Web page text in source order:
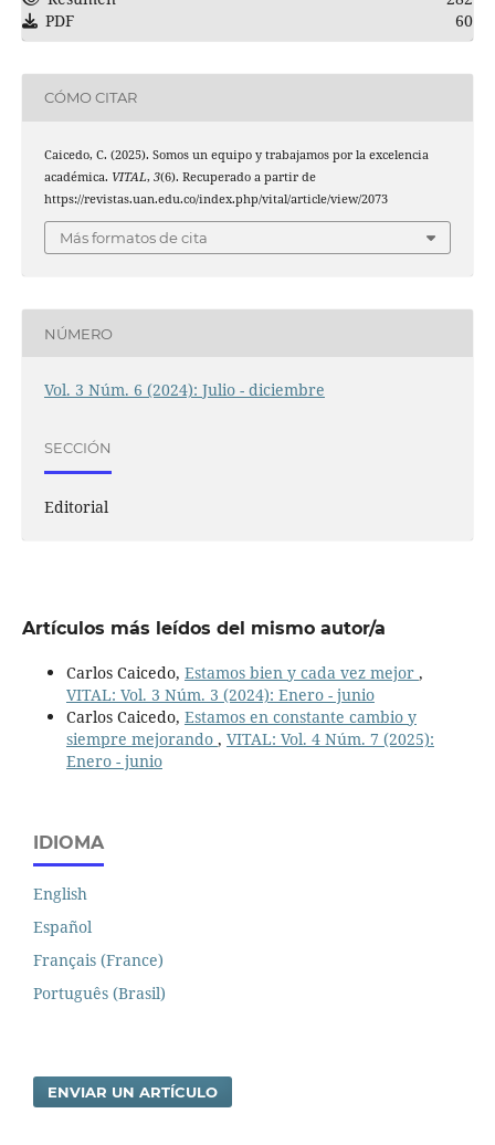
PDF
60
CÓMO CITAR
Caicedo, C. (2025). Somos un equipo y trabajamos por la excelencia
académica. VITAL, 3(6). Recuperado a partir de
https://revistas.uan.edu.co/index.php/vital/article/view/2073
Más formatos de cita
NÚMERO
Vol. 3 Núm. 6 (2024): Julio - diciembre
SECCIÓN
Editorial
Artículos más leídos del mismo autor/a
Carlos Caicedo, Estamos bien y cada vez mejor ,
VITAL: Vol. 3 Núm. 3 (2024): Enero - junio
Carlos Caicedo, Estamos en constante cambio y
siempre mejorando , VITAL: Vol. 4 Núm. 7 (2025):
Enero - junio
IDIOMA
English
Español
Français (France)
Português (Brasil)
ENVIAR UN ARTÍCULO